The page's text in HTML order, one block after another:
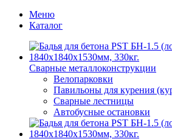
Меню
Каталог
Сварные металлоконструкции
Велопарковки
Павильоны для курения
Сварные лестницы
Автобусные остановки